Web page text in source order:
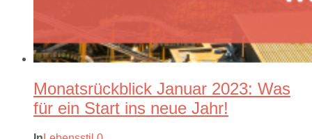
Monatsrückblick Januar 2023: Was
für ein Start ins neue Jahr!